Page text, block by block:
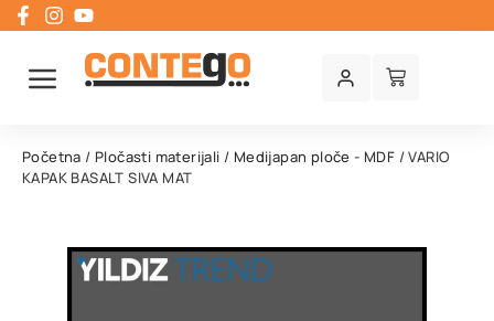
Početna / Pločasti materijali / Medijapan ploče - MDF / VARIO
KAPAK BASALT SIVA MAT